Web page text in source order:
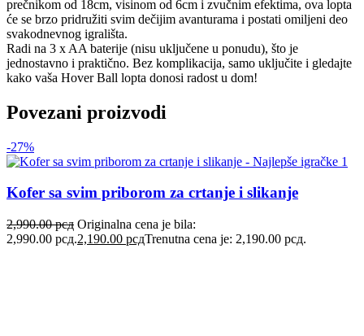
prečnikom od 18cm, visinom od 6cm i zvučnim efektima, ova lopta
će se brzo pridružiti svim dečijim avanturama i postati omiljeni deo
svakodnevnog igrališta.
Radi na 3 x AA baterije (nisu uključene u ponudu), što je
jednostavno i praktično. Bez komplikacija, samo uključite i gledajte
kako vaša Hover Ball lopta donosi radost u dom!
Povezani proizvodi
-27%
Kofer sa svim priborom za crtanje i slikanje
2,990.00рсд Originalna cena je bila:
2,990.00 рсд.2,190.00 рсдTrenutna cena je: 2,190.00 рсд.